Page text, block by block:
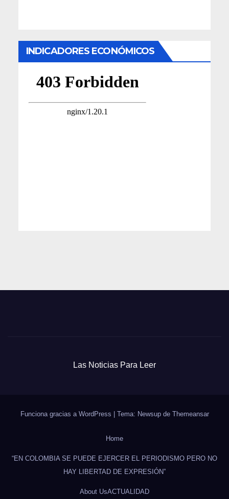
INDICADORES ECONÓMICOS
Las Noticias Para Leer
Funciona gracias a WordPress | Tema: Newsup de Themeansar
Home
“EN COLOMBIA SE PUEDE EJERCER EL PERIODISMO PERO NO
HAY LIBERTAD DE EXPRESIÓN”
About UsACTUALIDAD